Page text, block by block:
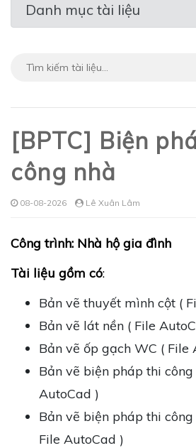
Danh mục tài liệu
[BPTC] Biện
công nhà
08-08-2026 Lê Xuân Lâm
Công trình: Nhà hộ gia đình
Tài liệu gồm có:
Bản vẽ thuyết mình cột (
Bản vẽ lát nền ( File
Bản vẽ ốp gạch WC ( File
Bản vẽ biện pháp thi
AutoCad )
Bản vẽ biện pháp thi
File AutoCad )